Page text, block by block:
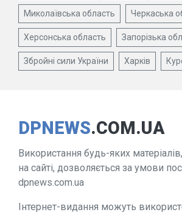
Миколаївська область Черкаська
Херсонська область Запорізька
Збройні сили України Харків
DPNEWS.COM.UA
Використання будь-яких
на сайті, дозволяється за умови
dpnews.com.ua
Інтернет-видання можуть